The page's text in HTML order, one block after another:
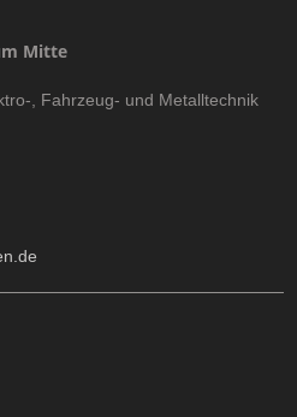
Mitte
, Fahrzeug- und Metalltechnik